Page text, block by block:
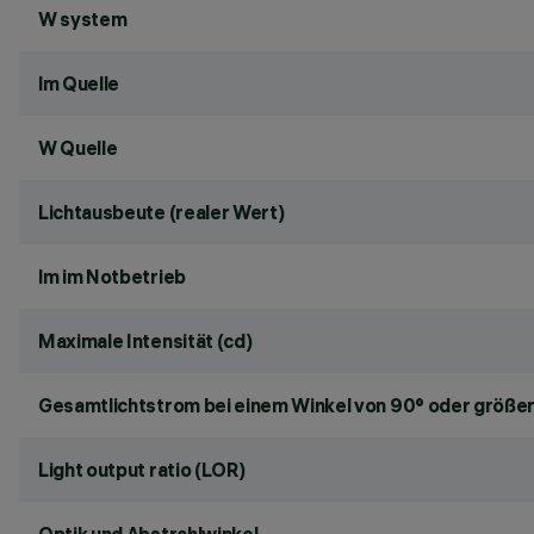
W system
lm Quelle
W Quelle
Lichtausbeute (realer Wert)
lm im Notbetrieb
Maximale Intensität (cd)
Gesamtlichtstrom bei einem Winkel von 90° oder
Light output ratio (LOR)